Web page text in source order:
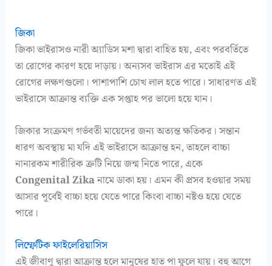
জিকা
জিকা ভাইরাসও নারী অ্যাডিস মশা দ্বারা বাহিত হয়, এবং পরবর্তিতে
তা রোগের কারণ হয়ে দাড়ায়। অন্যসব ভাইরাস এর মতোই এই
রোগের লক্ষণগুলো। পাশাপাশি চোখ লাল হতে পারে। সাধারণত এই
ভাইরাসে আক্রান্ত ব্যক্তি এক সপ্তাহ পর ভালো হয়ে যান।
জিকার সংক্রমণ গর্ভবতী মায়েদের জন্য অত্যন্ত ক্ষতিকর। সন্তান
ধারণ অবস্থায় মা যদি এই ভাইরাসে আক্রান্ত হন, তাহলে বাচ্চা
নানারকম শারীরিক ত্রুটি নিয়ে জন্ম নিতে পারে, একে
Congenital Zikaনামে ডাকা হয়। এমন কী প্রসব হওয়ার সময়
আসার পূর্বেই বাচ্চা হয়ে যেতে পারে কিংবা বাচ্চা নষ্টও হয়ে যেতে
পারে।
লিম্ফেটিক ফাইলেরিয়াসিস
এই জীবাণু দ্বারা আক্রান্ত হলে মানুষের হাত পা ফুলে যায়। বহু আগে